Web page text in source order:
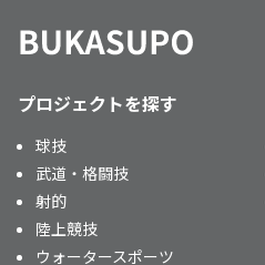
プロジェクトを探す
球技
武道・格闘技
射的
陸上競技
ウォータースポーツ